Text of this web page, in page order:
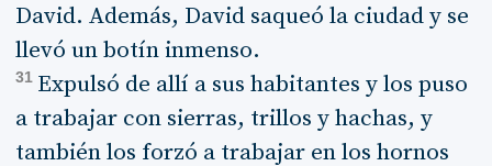
David. Además, David saqueó la ciudad y se
llevó un botín inmenso.
31 Expulsó de allí a sus habitantes y los puso
a trabajar con sierras, trillos y hachas, y
también los forzó a trabajar en los hornos